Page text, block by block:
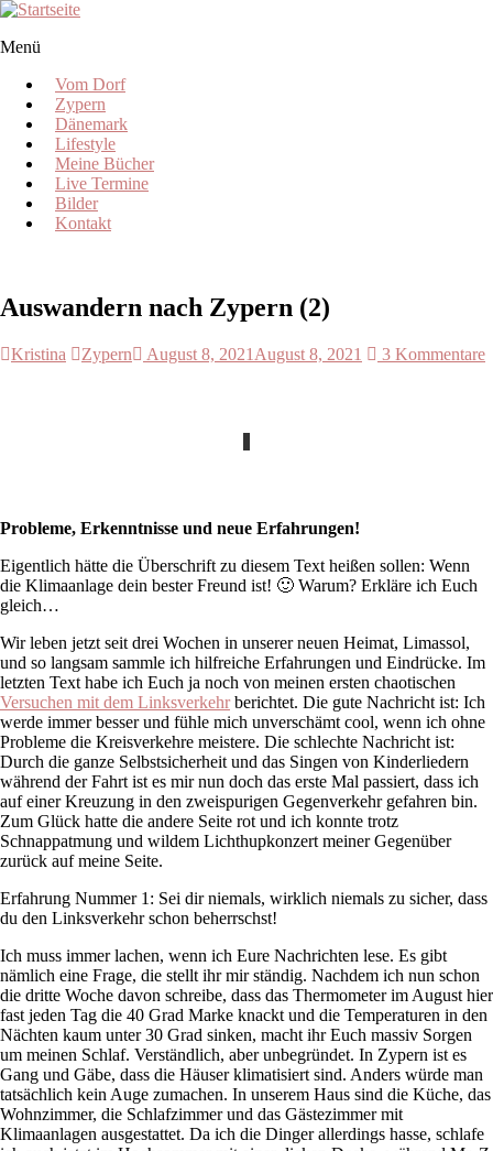
Skip
content
Kristina
Dorf
Egal
Menü
Vom Dorf
Zypern
Dänemark
Lifestyle
Meine Bücher
Live Termine
Bilder
Kontakt
Auswandern nach Zypern (2)
Kristina Zypern August 8, 2021 August 8, 2021 3 Kommentare
Probleme, Erkenntnisse und neue Erfahrungen!
Eigentlich hätte die Überschrift zu diesem Text heißen sollen: Wenn
die Klimaanlage dein bester Freund ist! 🙂 Warum? Erkläre ich Euch
gleich…
Wir leben jetzt seit drei Wochen in unserer neuen Heimat, Limassol,
und so langsam sammle ich hilfreiche Erfahrungen und Eindrücke. Im
letzten Text habe ich Euch ja noch von meinen ersten chaotischen
Versuchen mit dem Linksverkehrberichtet. Die gute Nachricht ist: Ich
werde immer besser und fühle mich unverschämt cool, wenn ich ohne
Probleme die Kreisverkehre meistere. Die schlechte Nachricht ist:
Durch die ganze Selbstsicherheit und das Singen von Kinderliedern
während der Fahrt ist es mir nun doch das erste Mal passiert, dass ich
auf einer Kreuzung in den zweispurigen Gegenverkehr gefahren bin.
Zum Glück hatte die andere Seite rot und ich konnte trotz
Schnappatmung und wildem Lichthupkonzert meiner Gegenüber
zurück auf meine Seite.
Erfahrung Nummer 1: Sei dir niemals, wirklich niemals zu sicher, dass
du den Linksverkehr schon beherrschst!
Ich muss immer lachen, wenn ich Eure Nachrichten lese. Es gibt
nämlich eine Frage, die stellt ihr mir ständig. Nachdem ich nun schon
die dritte Woche davon schreibe, dass das Thermometer im August hier
fast jeden Tag die 40 Grad Marke knackt und die Temperaturen in den
Nächten kaum unter 30 Grad sinken, macht ihr Euch massiv Sorgen
um meinen Schlaf. Verständlich, aber unbegründet. In Zypern ist es
Gang und Gäbe, dass die Häuser klimatisiert sind. Anders würde man
tatsächlich kein Auge zumachen. In unserem Haus sind die Küche, das
Wohnzimmer, die Schlafzimmer und das Gästezimmer mit
Klimaanlagen ausgestattet. Da ich die Dinger allerdings hasse, schlafe